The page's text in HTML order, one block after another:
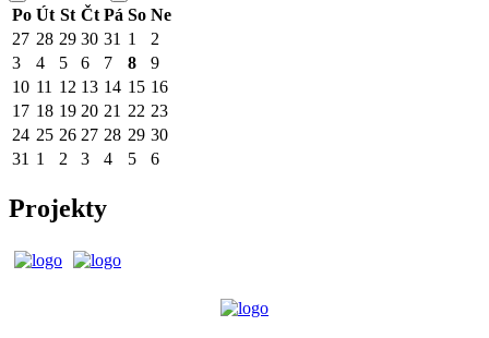
Po Út St Čt Pá So Ne
27 28 29 30 31 1
2
3
4 5 6 7 8
9
10 11 12 13 14 15 16
17 18 19 20 21 22 23
24 25 26 27 28 29 30
31 1 2 3 4 5 6
Projekty